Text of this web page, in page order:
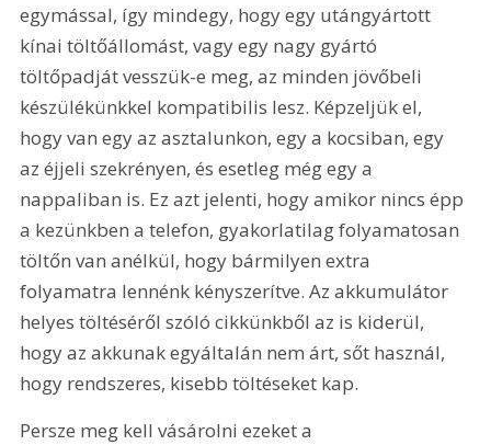
egymással, így mindegy, hogy egy utángyártott
kínai töltőállomást, vagy egy nagy gyártó
töltőpadját vesszük-e meg, az minden jövőbeli
készülékünkkel kompatibilis lesz. Képzeljük el,
hogy van egy az asztalunkon, egy a kocsiban, egy
az éjjeli szekrényen, és esetleg még egy a
nappaliban is. Ez azt jelenti, hogy amikor nincs épp
a kezünkben a telefon, gyakorlatilag folyamatosan
töltőn van anélkül, hogy bármilyen extra
folyamatra lennénk kényszerítve. Az akkumulátor
helyes töltéséről szóló cikkünkből az is kiderül,
hogy az akkunak egyáltalán nem árt, sőt használ,
hogy rendszeres, kisebb töltéseket kap.
Persze meg kell vásárolni ezeket a